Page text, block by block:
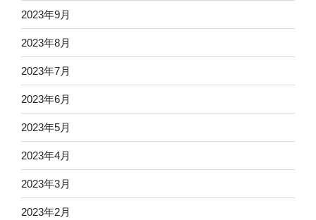
2023年9月
2023年8月
2023年7月
2023年6月
2023年5月
2023年4月
2023年3月
2023年2月